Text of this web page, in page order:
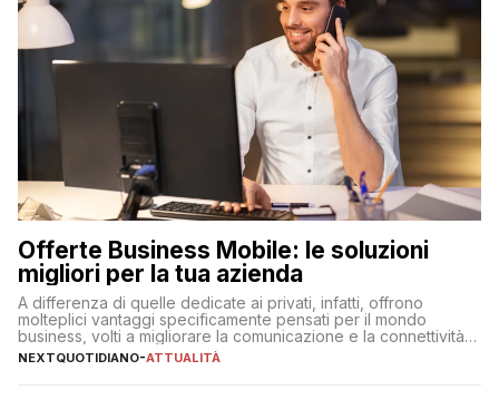
Offerte Business Mobile: le soluzioni
migliori per la tua azienda
A differenza di quelle dedicate ai privati, infatti, offrono
molteplici vantaggi specificamente pensati per il mondo
business, volti a migliorare la comunicazione e la connettività
degli utenti
NEXTQUOTIDIANO-ATTUALITÀ